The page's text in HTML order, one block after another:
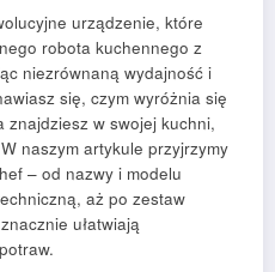
urządzenie, które
robota kuchennego z
niezrównaną wydajność i
się, czym wyróżnia się
znajdziesz w swojej kuchni,
naszym artykule przyjrzymy
– od nazwy i modelu
aż po zestaw
ułatwiają